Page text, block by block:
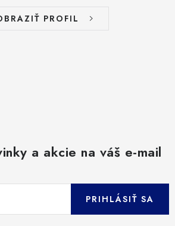
PROFIL
a akcie na váš e-mail
PRIHLÁSIŤ SA